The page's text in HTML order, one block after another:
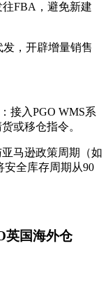
FBA，避免新建
发，开辟增量销售
接入PGO WMS系
或移仓指令。
马逊政策周期（如
安全库存周期从90
英国海外仓